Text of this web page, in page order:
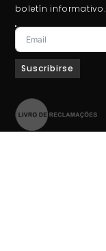
boletín informativo.
Suscribirse